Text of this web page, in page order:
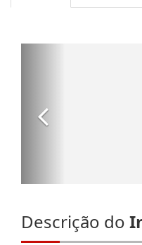
Descrição do